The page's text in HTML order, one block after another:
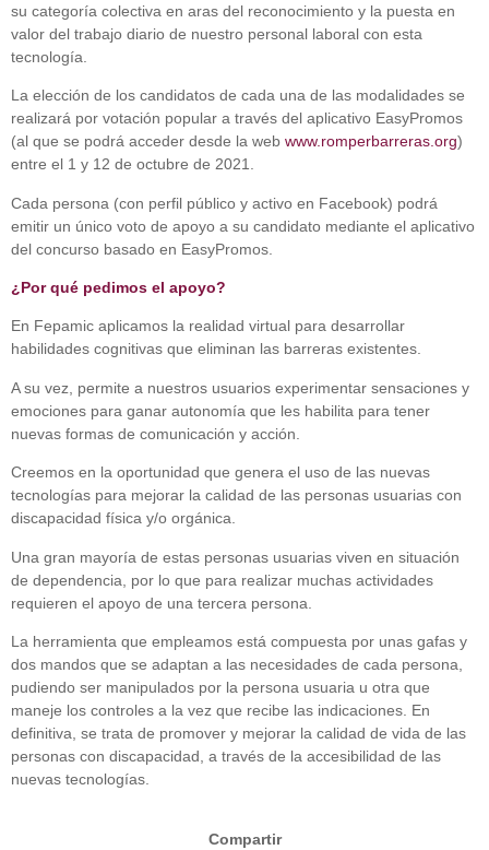
su categoría colectiva en aras del reconocimiento y la puesta en
valor del trabajo diario de nuestro personal laboral con esta
tecnología.
La elección de los candidatos de cada una de las modalidades se
realizará por votación popular a través del aplicativo EasyPromos
(al que se podrá acceder desde la web www.romperbarreras.org)
entre el 1 y 12 de octubre de 2021.
Cada persona (con perfil público y activo en Facebook) podrá
emitir un único voto de apoyo a su candidato mediante el aplicativo
del concurso basado en EasyPromos.
¿Por qué pedimos el apoyo?
En Fepamic aplicamos la realidad virtual para desarrollar
habilidades cognitivas que eliminan las barreras existentes.
A su vez, permite a nuestros usuarios experimentar sensaciones y
emociones para ganar autonomía que les habilita para tener
nuevas formas de comunicación y acción.
Creemos en la oportunidad que genera el uso de las nuevas
tecnologías para mejorar la calidad de las personas usuarias con
discapacidad física y/o orgánica.
Una gran mayoría de estas personas usuarias viven en situación
de dependencia, por lo que para realizar muchas actividades
requieren el apoyo de una tercera persona.
La herramienta que empleamos está compuesta por unas gafas y
dos mandos que se adaptan a las necesidades de cada persona,
pudiendo ser manipulados por la persona usuaria u otra que
maneje los controles a la vez que recibe las indicaciones. En
definitiva, se trata de promover y mejorar la calidad de vida de las
personas con discapacidad, a través de la accesibilidad de las
nuevas tecnologías.
Compartir